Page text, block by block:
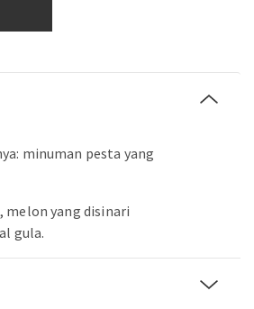
minuman pesta yang
melon yang disinari
gula.